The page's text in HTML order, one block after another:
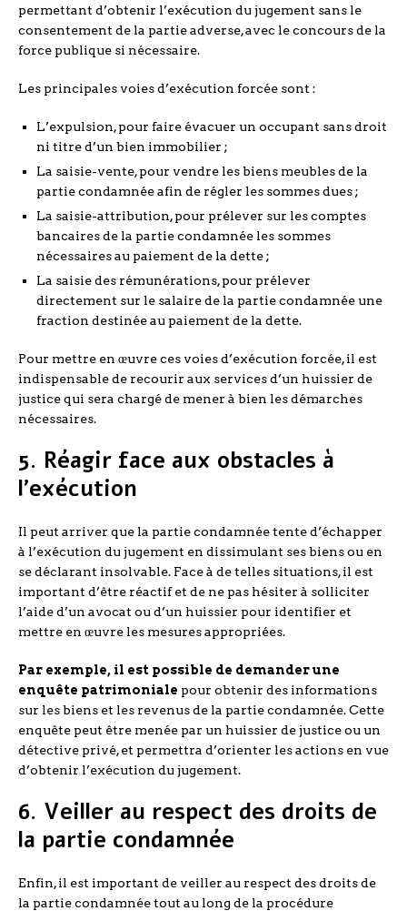
permettant d’obtenir l’exécution du jugement sans le
consentement de la partie adverse, avec le concours de la
force publique si nécessaire.
Les principales voies d’exécution forcée sont :
L’expulsion, pour faire évacuer un occupant sans droit
ni titre d’un bien immobilier ;
La saisie-vente, pour vendre les biens meubles de la
partie condamnée afin de régler les sommes dues ;
La saisie-attribution, pour prélever sur les comptes
bancaires de la partie condamnée les sommes
nécessaires au paiement de la dette ;
La saisie des rémunérations, pour prélever
directement sur le salaire de la partie condamnée une
fraction destinée au paiement de la dette.
Pour mettre en œuvre ces voies d’exécution forcée, il est
indispensable de recourir aux services d’un huissier de
justice qui sera chargé de mener à bien les démarches
nécessaires.
5. Réagir face aux obstacles à
l’exécution
Il peut arriver que la partie condamnée tente d’échapper
à l’exécution du jugement en dissimulant ses biens ou en
se déclarant insolvable. Face à de telles situations, il est
important d’être réactif et de ne pas hésiter à solliciter
l’aide d’un avocat ou d’un huissier pour identifier et
mettre en œuvre les mesures appropriées.
Par exemple, il est possible de demander une
enquête patrimoniale pour obtenir des informations
sur les biens et les revenus de la partie condamnée. Cette
enquête peut être menée par un huissier de justice ou un
détective privé, et permettra d’orienter les actions en vue
d’obtenir l’exécution du jugement.
6. Veiller au respect des droits de
la partie condamnée
Enfin, il est important de veiller au respect des droits de
la partie condamnée tout au long de la procédure